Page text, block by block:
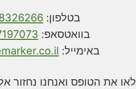
בטלפון:
בוואטסאפ:
באימייל:
את הטופס ואנחנו נחזור